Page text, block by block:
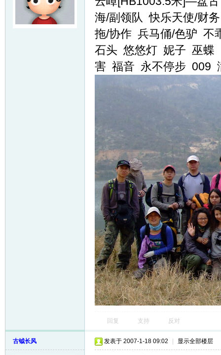
海/副领队 快乐天使/财
拖/协作 兵马俑/色驴 不
石头 悠悠灯 妮子 巫蝶
害 福音 永不停步 009
回复 支持 反对
古钺长风 发表于 2007-1-18 09:02 显示全部楼层